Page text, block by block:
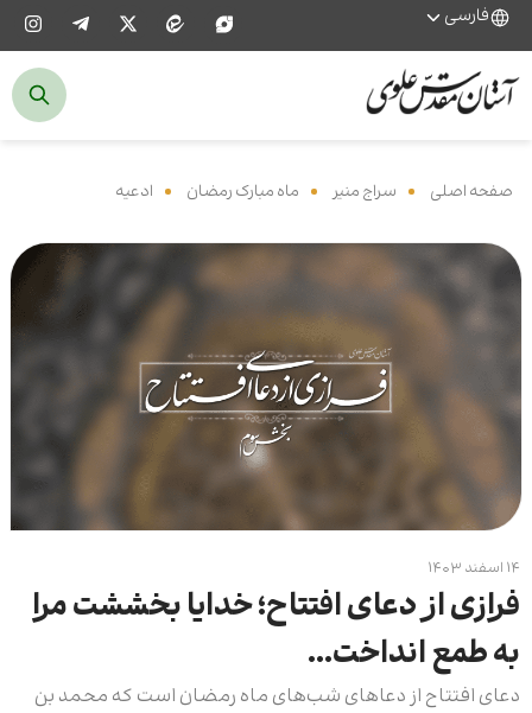
فارسی
صفحه اصلی سراج منیر ماه مبارک رمضان ادعیه
۱۴ اسفند ۱۴۰۳
فرازی از دعای افتتاح؛ خدایا بخششت مرا
به طمع انداخت…
دعای افتتاح از دعاهای شب‌های ماه رمضان است که محمد بن